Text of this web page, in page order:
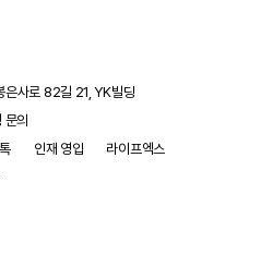
은사로 82길 21, YK빌딩
문의
인재 영입
라이프엑스